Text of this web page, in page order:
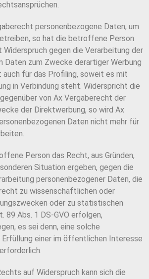
personenbezogene Daten, um
so hat die betroffene Person
gegen die Verarbeitung der
Daten zum Zwecke derartiger Werbung
auch für das Profiling, soweit es mit
in Verbindung steht. Widerspricht die
von Ax Vergaberecht der
der Direktwerbung, so wird Ax
Daten nicht mehr für
Person das Recht, aus Gründen,
Situation ergeben, gegen die
personenbezogener Daten, die
zu wissenschaftlichen oder
oder zu statistischen
89 Abs. 1 DS-GVO erfolgen,
es sei denn, eine solche
einer im öffentlichen Interesse
auf Widerspruch kann sich die